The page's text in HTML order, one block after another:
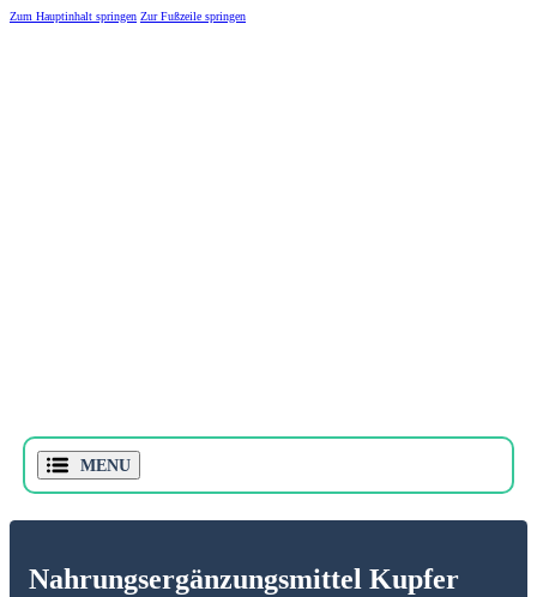
Zum Hauptinhalt springen Zur Fußzeile springen
Nahrungsergänzungsmittel Kupfer